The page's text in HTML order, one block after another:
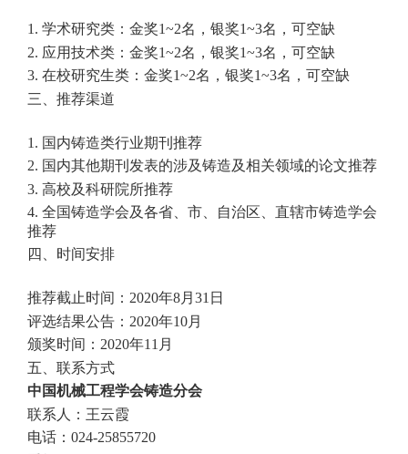
1. 学术研究类：金奖1~2名，银奖1~3名，可空缺
2. 应用技术类：金奖1~2名，银奖1~3名，可空缺
3. 在校研究生类：金奖1~2名，银奖1~3名，可空缺
三、推荐渠道
1. 国内铸造类行业期刊推荐
2. 国内其他期刊发表的涉及铸造及相关领域的论文推荐
3. 高校及科研院所推荐
4. 全国铸造学会及各省、市、自治区、直辖市铸造学会
推荐
四、时间安排
推荐截止时间：2020年8月31日
评选结果公告：2020年10月
颁奖时间：2020年11月
五、联系方式
中国机械工程学会铸造分会
联系人：王云霞
电话：024-25855720